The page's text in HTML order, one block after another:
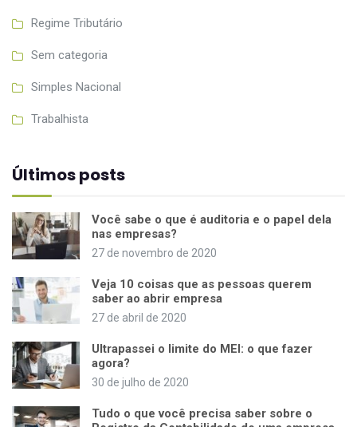
Regime Tributário
Sem categoria
Simples Nacional
Trabalhista
Últimos posts
Você sabe o que é auditoria e o papel dela
nas empresas?
27 de novembro de 2020
Veja 10 coisas que as pessoas querem
saber ao abrir empresa
27 de abril de 2020
Ultrapassei o limite do MEI: o que fazer
agora?
30 de julho de 2020
Tudo o que você precisa saber sobre o